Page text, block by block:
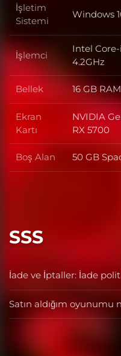
İşletim
Sistemi
İşletim
Windows
İşlemci İşlemci
Intel
4.2GHz
Bellek Bellek
16 GB RAM
Ekran
Kartı
Ekran Kartı
NVIDIA
RX 5700
Boş Alan Boş Alan
50 GB
SSS
İade ve İptaller: İade
Satın aldığım oyunumu